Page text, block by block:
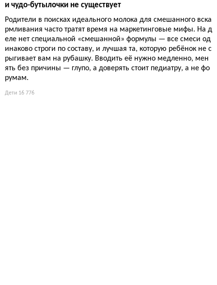
и чудо-бутылочки не существует
Родители в поисках идеального молока для смешанного вска
рмливания часто тратят время на маркетинговые мифы. На д
еле нет специальной «смешанной» формулы — все смеси од
инаково строги по составу, и лучшая та, которую ребёнок не с
рыгивает вам на рубашку. Вводить её нужно медленно, мен
ять без причины — глупо, а доверять стоит педиатру, а не фо
румам.
Дети 16 776